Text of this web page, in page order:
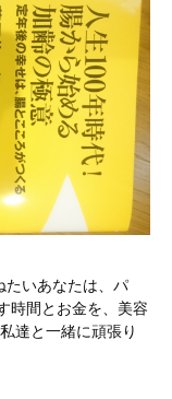
たいあなたは、パ
時間とお金を、美容
私達と一緒に頑張り